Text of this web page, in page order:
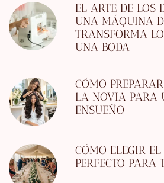
EL ARTE DE LOS
UNA MÁQUINA
TRANSFORMA
UNA BODA
CÓMO
LA NOVIA PARA
ENSUEÑO
CÓMO ELEGIR
PERFECTO PARA